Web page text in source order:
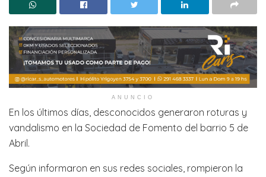
ANUNCIO
En los últimos días, desconocidos generaron roturas y
vandalismo en la Sociedad de Fomento del barrio 5 de
Abril.
Según informaron en sus redes sociales, rompieron la